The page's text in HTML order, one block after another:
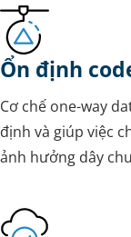
Ổn định
Cơ chế one-way
định và giúp việc
ảnh hưởng dây